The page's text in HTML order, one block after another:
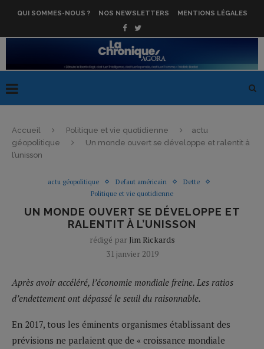
QUI SOMMES-NOUS ? NOS NEWSLETTERS MENTIONS LÉGALES
Accueil Politique et vie quotidienne
actu
géopolitique
Un monde ouvert se développe et ralentit à
l’unisson
actu géopolitique Defaut américain
Dette
Politique et vie quotidienne
UN MONDE OUVERT SE DÉVELOPPE ET
RALENTIT À L’UNISSON
rédigé par Jim Rickards
31 janvier 2019
Après avoir accéléré, l’économie mondiale freine. Les ratios
d’endettement ont dépassé le seuil du raisonnable.
En 2017, tous les éminents organismes établissant des
prévisions ne parlaient que de « croissance mondiale